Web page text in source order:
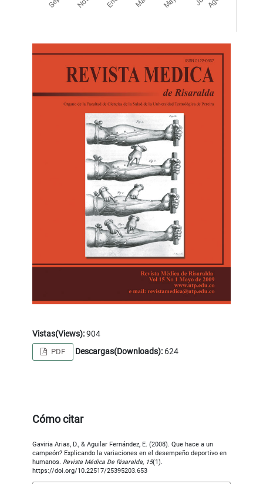
Vistas(Views):904
PDF Descargas(Downloads):624
Cómo citar
Gaviria Arias, D., & Aguilar Fernández, E. (2008). Que hace a un
campeón? Explicando la variaciones en el desempeño deportivo en
humanos. Revista Médica De Risaralda, 15(1).
https://doi.org/10.22517/25395203.653